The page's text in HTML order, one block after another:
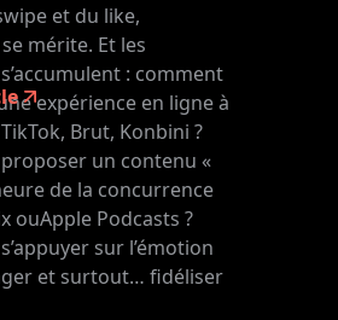
et du like,
mérite. Et les
: comment
expérience en ligne à
Brut, Konbini ?
un contenu «
de la concurrence
ouApple Podcasts ?
sur l’émotion
et surtout… fidéliser